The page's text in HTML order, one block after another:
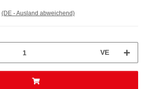
(DE - Ausland abweichend)
VE